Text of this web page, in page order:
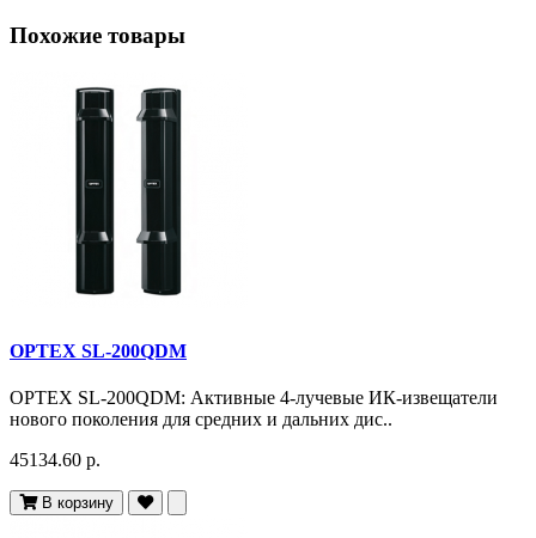
Похожие товары
OPTEX SL-200QDM
OPTEX SL-200QDM: Активные 4-лучевые ИК-извещатели
нового поколения для средних и дальних дис..
45134.60 р.
В корзину